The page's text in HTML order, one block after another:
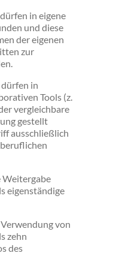
in eigene
und diese
der eigenen
zur
dürfen in
Tools (z.
vergleichbare
gestellt
ausschließlich
eigenständige
von
zehn
des